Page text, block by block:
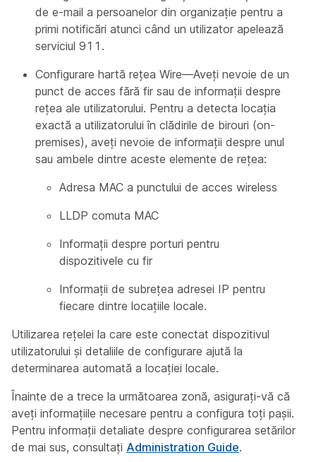
de e-mail a persoanelor din organizație pentru a
primi notificări atunci când un utilizator apelează
serviciul 911.
Configurare hartă rețea Wire—Aveți nevoie de un
punct de acces fără fir sau de informații despre
rețea ale utilizatorului. Pentru a detecta locația
exactă a utilizatorului în clădirile de birouri (on-
premises), aveți nevoie de informații despre unul
sau ambele dintre aceste elemente de rețea:
Adresa MAC a punctului de acces wireless
LLDP comuta MAC
Informații despre porturi pentru
dispozitivele cu fir
Informații de subrețea adresei IP pentru
fiecare dintre locațiile locale.
Utilizarea rețelei la care este conectat dispozitivul
utilizatorului și detaliile de configurare ajută la
determinarea automată a locației locale.
Înainte de a trece la următoarea zonă, asigurați-vă că
aveți informațiile necesare pentru a configura toți pașii.
Pentru informații detaliate despre configurarea setărilor
de mai sus, consultați Administration Guide.